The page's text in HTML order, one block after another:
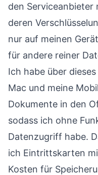
den
deren
nur auf meinen
für andere reiner
Ich habe über
Mac und meine
Dokumente in den
sodass ich ohne
Datenzugriff habe.
ich Eintrittskarten
Kosten für